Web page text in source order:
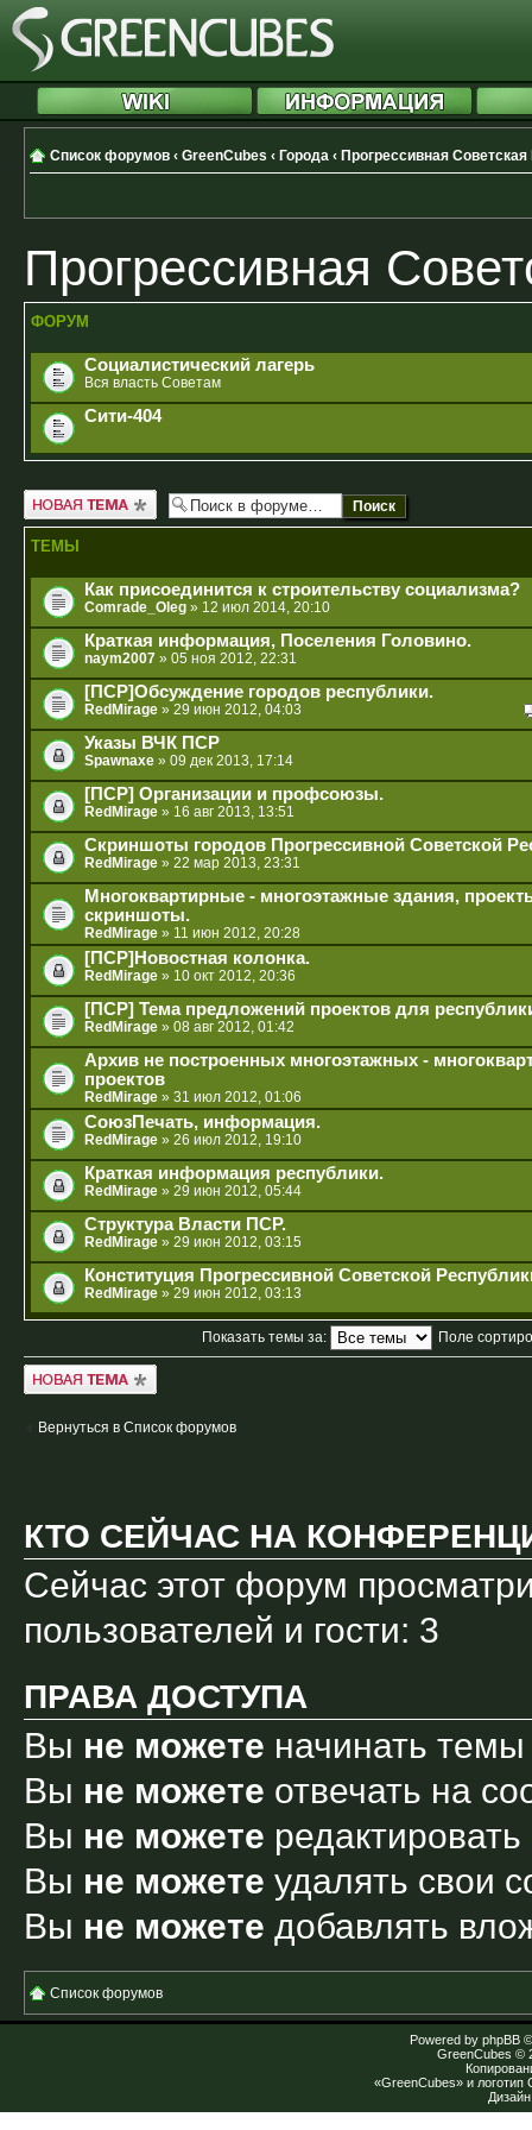
Список форумов ‹ GreenCubes ‹ Города ‹ Прогрессивная
Прогрессивная
ФОРУМ
Социалистический лагерь
Вся власть Советам
Сити-404
Новая тема
ТЕМЫ
Как присоединится к строительству социализма?
Comrade_Oleg » 12 июл 2014, 20:10
Краткая информация, Поселения Головино.
naym2007 » 05 ноя 2012, 22:31
[ПСР]Обсуждение городов республики.
RedMirage » 29 июн 2012, 04:03
Указы ВЧК ПСР
Spawnaxe » 09 дек 2013, 17:14
[ПСР] Организации и профсоюзы.
RedMirage » 16 авг 2013, 13:51
Скриншоты городов Прогрессивной Советской
RedMirage » 22 мар 2013, 23:31
Многоквартирные - многоэтажные здания,
скриншоты.
RedMirage » 11 июн 2012, 20:28
[ПСР]Новостная колонка.
RedMirage » 10 окт 2012, 20:36
[ПСР] Тема предложений проектов для
RedMirage » 08 авг 2012, 01:42
Архив не построенных многоэтажных -
проектов
RedMirage » 31 июл 2012, 01:06
СоюзПечать, информация.
RedMirage » 26 июл 2012, 19:10
Краткая информация республики.
RedMirage » 29 июн 2012, 05:44
Структура Власти ПСР.
RedMirage » 29 июн 2012, 03:15
Конституция Прогрессивной Советской
RedMirage » 29 июн 2012, 03:13
Показать темы за: Поле
Новая тема
Вернуться в Список форумов
КТО СЕЙЧАС НА
Сейчас этот форум
пользователей и гости: 3
ПРАВА ДОСТУПА
Вы не можете начинать темы
Вы не можете отвечать на
Вы не можете
Вы не можете удалять свои
Вы не можете добавлять
Список форумов
Powered by phpBB
GreenCubes ©
«GreenCubes» и